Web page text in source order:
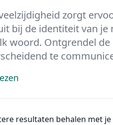
zorgt
bij de identiteit van
woord. Ontgrendel
te
resultaten behalen met